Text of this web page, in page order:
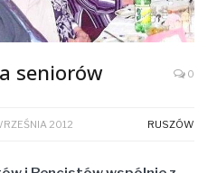
seniorów 0
2012 RUSZÓW